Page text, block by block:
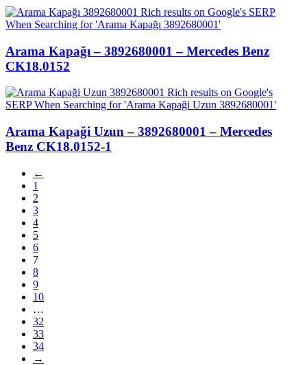
Arama Kapağı – 3892680001 – Mercedes Benz
CK18.0152
Arama Kapaği Uzun – 3892680001 – Mercedes
Benz CK18.0152-1
←
1
2
3
4
5
6
7
8
9
10
…
32
33
34
→